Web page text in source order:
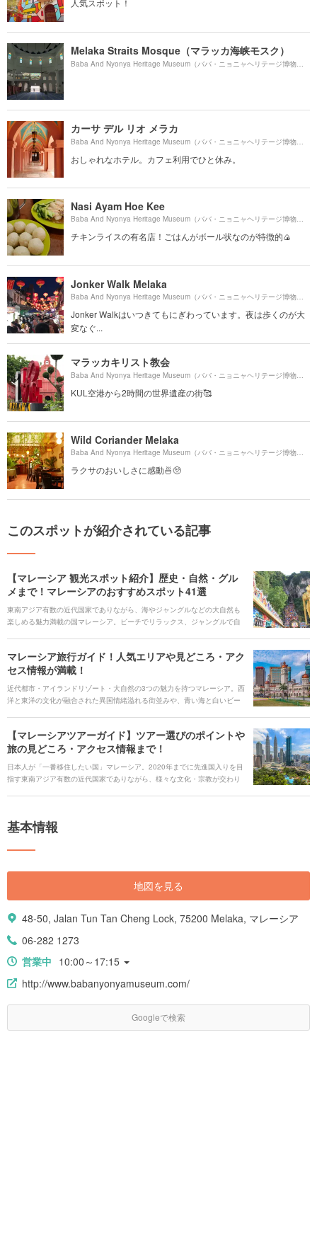
Melaka Straits Mosque（マラッカ海峡モスク）
カーサ デル リオ メラカ
おしゃれなホテル。カフェ利用でひと休み。
Nasi Ayam Hoe Kee
チキンライスの有名店！ごはんがボール状なのが特徴的🍙
Jonker Walk Melaka
Jonker Walkはいつきてもにぎわっています。夜は歩くのが大
変なぐ...
マラッカキリスト教会
KUL空港から2時間の世界遺産の街🥰
Wild Coriander Melaka
ラクサのおいしさに感動🍜🥺
このスポットが紹介されている記事
【マレーシア 観光スポット紹介】歴史・自然・グル
メまで！マレーシアのおすすめスポット41選
東南アジア有数の近代国家でありながら、海やジャングルなどの大自然も
楽しめる魅力満載の国マレーシア。ビーチでリラックス、ジャングルで自
レーシアの定番から穴場観光スポットまで、41ヵ所を紹介します。歴史や
文化、自然を満喫、ショッピングやグルメを楽しみたいなど、カテゴリ別
は、ぜひ参考にして頂けたらと思います。
マレーシア旅行ガイド！人気エリアや見どころ・アク
セス情報が満載！
近代都市・アイランドリゾート・大自然の3つの魅力を持つマレーシア。西
洋と東洋の文化が融合された異国情緒溢れる街並みや、青い海と白いビー
観光地となりました。 そこで今回の記事では、マレーシアの定番スポット
から穴場スポットまで37ヵ所紹介していきます。そのほかにも、グルメや
記事を読んで、魅力満載のマレーシアをもっともっと楽しみましょう！
【マレーシアツアーガイド】ツアー選びのポイントや
旅の見どころ・アクセス情報まで！
日本人が「一番移住したい国」マレーシア。2020年までに先進国入りを目
指す東南アジア有数の近代国家でありながら、様々な文化・宗教が交わり
海が広がるアイランドリゾート、アドベンチャーを求めるなら熱帯ジャン
シアの見どころや定番スポットから始まり、ツアー選びのポイントまでた
基本情報
地図を見る
48-50, Jalan Tun Tan Cheng Lock, 75200 Melaka, マレーシア
06-282 1273
営業中 10:00～17:15
http://www.babanyonyamuseum.com/
Googleで検索